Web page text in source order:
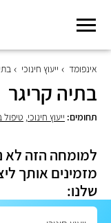
אינפומד ייעוץ חינוכי
בתיה קריגר
תחומים: ייעוץ חינוכי, טיפול
למומחה הזה לא
מזמינים אותך
שלנו: